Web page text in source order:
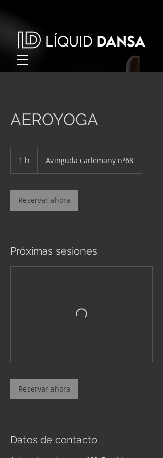
AEROYOGA
1 h Avinguda carlemany n°68
Reservar ahora
Próximas sesiones
Reservar ahora
Datos de contacto